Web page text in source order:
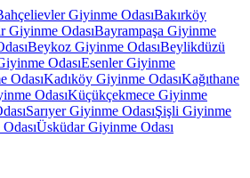
Giyinme OdasıBakırköy
Giyinme OdasıBayrampaşa Giyinme
Beykoz Giyinme OdasıBeylikdüzü
OdasıEsenler Giyinme
OdasıKadıköy Giyinme OdasıKağıthane
OdasıKüçükçekmece Giyinme
Sarıyer Giyinme OdasıŞişli Giyinme
Üsküdar Giyinme Odası